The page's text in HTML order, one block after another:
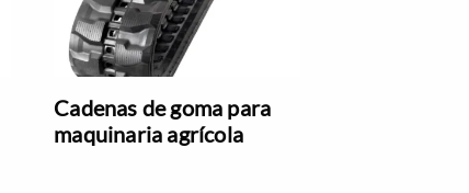
Cadenas de goma para
maquinaria agrícola